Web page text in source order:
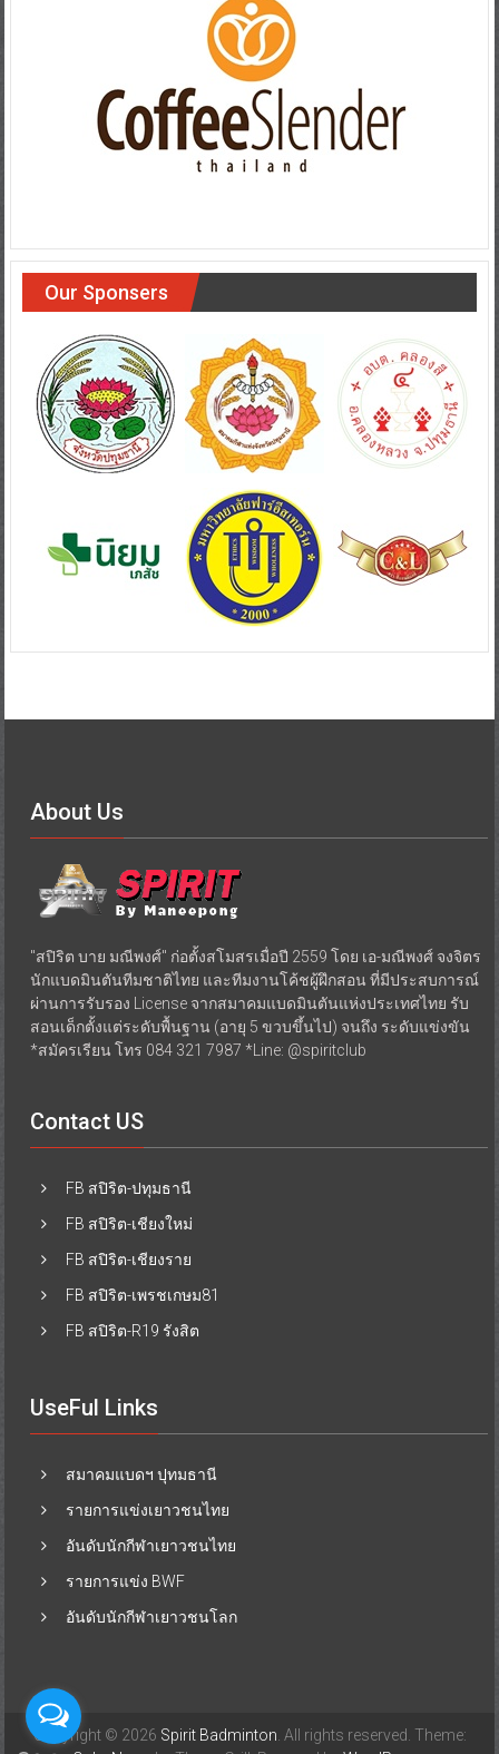
Our Sponsers
About Us
"สปิริต บาย มณีพงศ์" ก่อตั้งสโมสรเมื่อปี 2559 โดย เอ-มณีพงศ์ จงจิตร
นักแบดมินตันทีมชาติไทย และทีมงานโค้ชผู้ฝึกสอน ที่มีประสบการณ์
ผ่านการรับรอง License จากสมาคมแบดมินตันแห่งประเทศไทย รับ
สอนเด็กตั้งแต่ระดับพื้นฐาน (อายุ 5 ขวบขึ้นไป) จนถึง ระดับแข่งขัน
*สมัครเรียน โทร 084 321 7987 *Line: @spiritclub
Contact US
FB สปิริต-ปทุมธานี
FB สปิริต-เชียงใหม่
FB สปิริต-เชียงราย
FB สปิริต-เพรชเกษม81
FB สปิริต-R19 รังสิต
UseFul Links
สมาคมแบดฯ ปุทมธานี
รายการแข่งเยาวชนไทย
อันดับนักกีฬาเยาวชนไทย
รายการแข่ง BWF
อันดับนักกีฬาเยาวชนโลก
Copyright © 2026 Spirit Badminton . All rights reserved. Theme: